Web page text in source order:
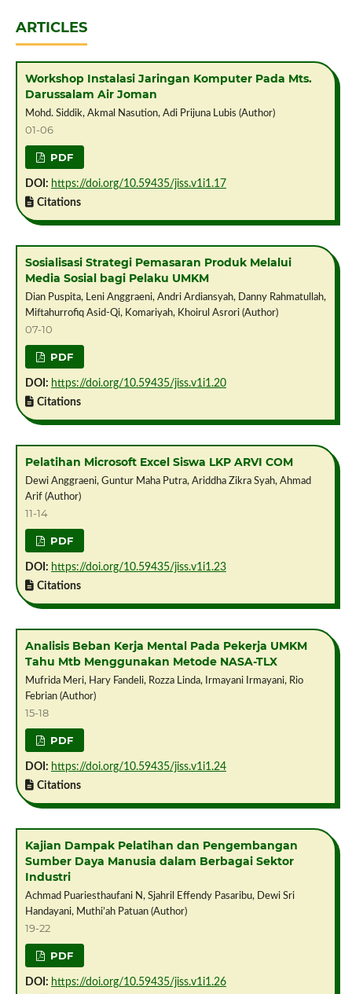
ARTICLES
Workshop Instalasi Jaringan Komputer Pada Mts.
Darussalam Air Joman
Mohd. Siddik, Akmal Nasution, Adi Prijuna Lubis (Author)
01-06
PDF
DOI: https://doi.org/10.59435/jiss.v1i1.17
Citations
Sosialisasi Strategi Pemasaran Produk Melalui
Media Sosial bagi Pelaku UMKM
Dian Puspita, Leni Anggraeni, Andri Ardiansyah, Danny Rahmatullah,
Miftahurrofiq Asid-Qi, Komariyah, Khoirul Asrori (Author)
07-10
PDF
DOI: https://doi.org/10.59435/jiss.v1i1.20
Citations
Pelatihan Microsoft Excel Siswa LKP ARVI COM
Dewi Anggraeni, Guntur Maha Putra, Ariddha Zikra Syah, Ahmad
Arif (Author)
11-14
PDF
DOI: https://doi.org/10.59435/jiss.v1i1.23
Citations
Analisis Beban Kerja Mental Pada Pekerja UMKM
Tahu Mtb Menggunakan Metode NASA-TLX
Mufrida Meri, Hary Fandeli, Rozza Linda, Irmayani Irmayani, Rio
Febrian (Author)
15-18
PDF
DOI: https://doi.org/10.59435/jiss.v1i1.24
Citations
Kajian Dampak Pelatihan dan Pengembangan
Sumber Daya Manusia dalam Berbagai Sektor
Industri
Achmad Puariesthaufani N, Sjahril Effendy Pasaribu, Dewi Sri
Handayani, Muthi’ah Patuan (Author)
19-22
PDF
DOI: https://doi.org/10.59435/jiss.v1i1.26